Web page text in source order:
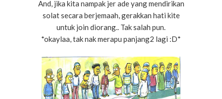
And, jika kita nampak jer ade yang mendirikan
solat secara berjemaah, gerakkan hati kite
untuk join diorang.. Tak salah pun.
*okaylaa, tak nak merapu panjang2 lagi :D*